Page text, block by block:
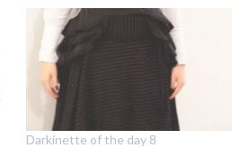
Darkinette of the day 8